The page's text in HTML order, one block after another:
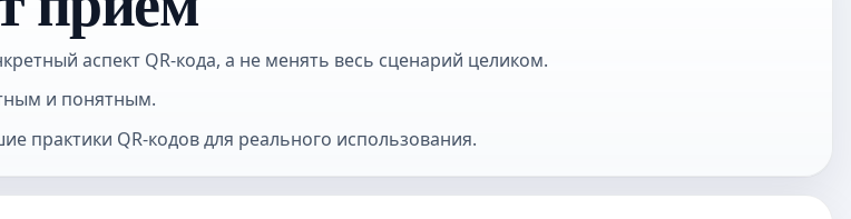
аспект QR-кода, а не менять весь сценарий целиком.
и понятным.
практики QR-кодов для реального использования.